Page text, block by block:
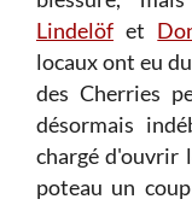
Lindelöf et
locaux ont eu
des Cherries
désormais
chargé d'ouvrir
poteau un